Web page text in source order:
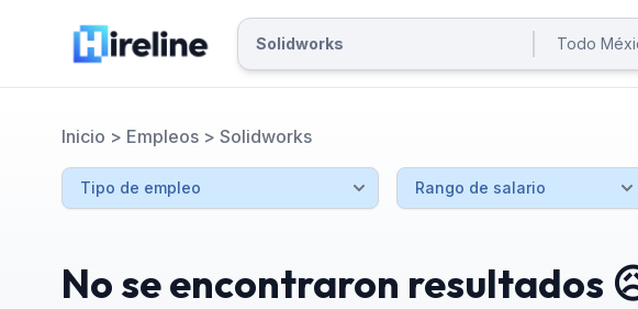
Inicio > Empleos > Solidworks
No se encontraron resultados